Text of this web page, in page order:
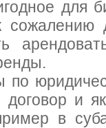
для
сожалению
по
договор и
в